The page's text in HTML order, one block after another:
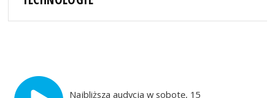
Najbliższa audycja w sobotę, 15